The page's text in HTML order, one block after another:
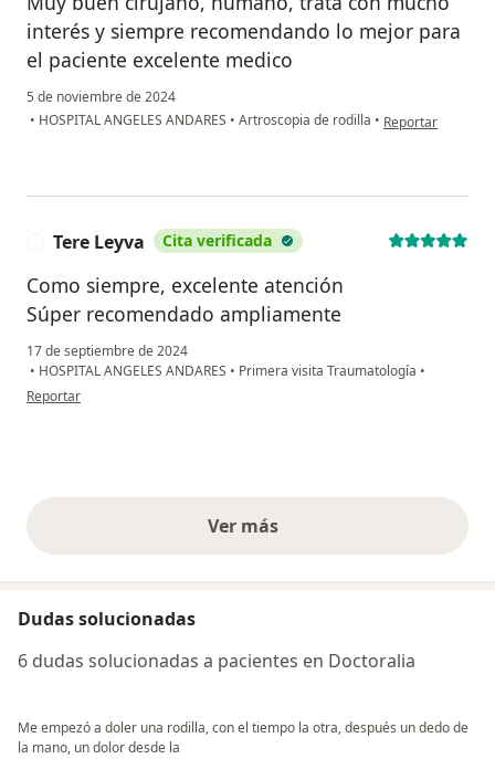
interés y siempre recomendando lo mejor para
el paciente excelente medico
5 de noviembre de 2024
• HOSPITAL ANGELES ANDARES • Artroscopia de rodilla • en opinión del
Reportar
Tere Leyva Cita verificada
Como siempre, excelente atención
Súper recomendado ampliamente
17 de septiembre de 2024
• HOSPITAL ANGELES ANDARES • Primera visita Traumatología •
en opinión del usuario Tere Leyva
Reportar
Ver másopiniones anteriores
Dudas solucionadas
6 dudas solucionadas a pacientes en Doctoralia
Me empezó a doler una rodilla, con el tiempo la otra, después un dedo de
la mano, un dolor desde la